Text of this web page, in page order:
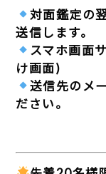
対面鑑定の
送信します。
スマホ画面
け画面)
送信先のメ
ださい。